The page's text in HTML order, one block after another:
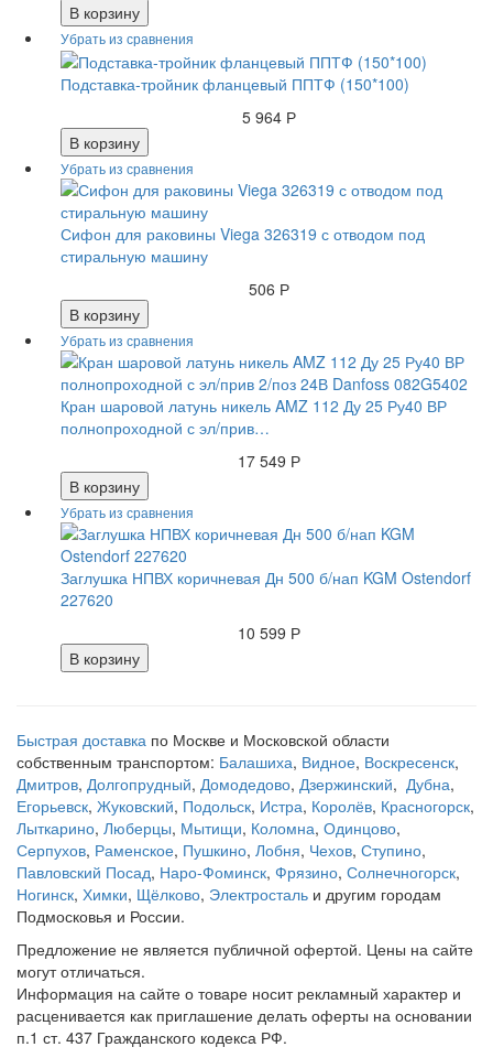
В корзину
Подставка-тройник фланцевый ППТФ (150*100)
5 964 Р
В корзину
Сифон для раковины Viega 326319 с отводом под
стиральную машину
506 Р
В корзину
Кран шаровой латунь никель AMZ 112 Ду 25 Ру40 ВР
полнопроходной с эл/прив…
17 549 Р
В корзину
Заглушка НПВХ коричневая Дн 500 б/нап KGM Ostendorf
227620
10 599 Р
В корзину
Быстрая доставка по Москве и Московской области
собственным транспортом: Балашиха, Видное, Воскресенск,
Дмитров, Долгопрудный, Домодедово, Дзержинский, Дубна,
Егорьевск, Жуковский, Подольск, Истра, Королёв, Красногорск,
Лыткарино, Люберцы, Мытищи, Коломна, Одинцово,
Серпухов, Раменское, Пушкино, Лобня, Чехов, Ступино,
Павловский Посад, Наро-Фоминск, Фрязино, Солнечногорск,
Ногинск, Химки, Щёлково, Электросталь и другим городам
Подмосковья и России.
Предложение не является публичной офертой. Цены на сайте
могут отличаться.
Информация на сайте о товаре носит рекламный характер и
расценивается как приглашение делать оферты на основании
п.1 ст. 437 Гражданского кодекса РФ.